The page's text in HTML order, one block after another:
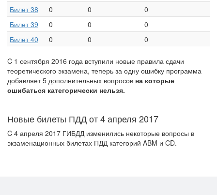
Билет 38
0 0
0
Билет 39
0 0
0
Билет 40
0 0 0
C 1 сентября 2016 года вступили новые правила сдачи
теоретического экзамена, теперь за одну ошибку программа
добавляет 5 дополнительных вопросов на которые
ошибаться категорически нельзя.
Новые билеты ПДД от 4 апреля 2017
C 4 апреля 2017 ГИБДД изменились некоторые вопросы в
экзаменационных билетах ПДД категорий ABM и CD.